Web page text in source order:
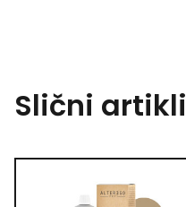
Slični artikli